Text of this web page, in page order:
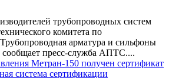
трубопроводных систем
комитета по
арматура и сильфоны
пресс-служба АПТС....